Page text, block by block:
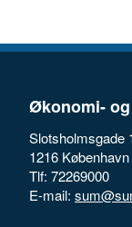
Økonomi-
Slotsholmsgade
1216
Tlf: 72269000
E-mail: